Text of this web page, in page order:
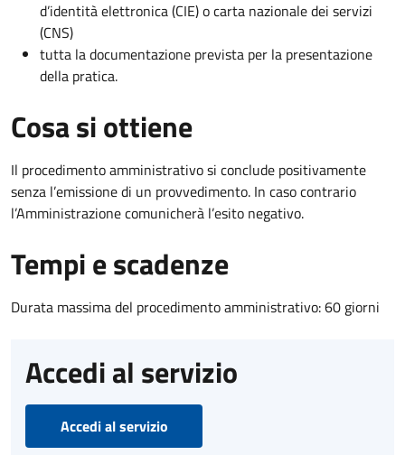
d’identità elettronica (CIE) o carta nazionale dei servizi
(CNS)
tutta la documentazione prevista per la presentazione
della pratica.
Cosa si ottiene
Il procedimento amministrativo si conclude positivamente
senza l’emissione di un provvedimento. In caso contrario
l’Amministrazione comunicherà l’esito negativo.
Tempi e scadenze
Durata massima del procedimento amministrativo: 60 giorni
Accedi al servizio
Accedi al servizio